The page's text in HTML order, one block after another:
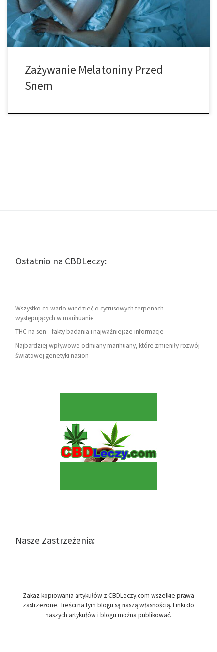
standardowa reakcja, jak przyjmowanie Ibuprofenu […]
Zażywanie Melatoniny Przed
Snem
Ostatnio na CBDLeczy:
Wszystko co warto wiedzieć o cytrusowych terpenach
występujących w marihuanie
THC na sen – fakty badania i najważniejsze informacje
Najbardziej wpływowe odmiany marihuany, które zmieniły rozwój
światowej genetyki nasion
Nasze Zastrzeżenia:
Zakaz kopiowania artykułów z CBDLeczy.com wszelkie prawa
zastrzeżone. Treści na tym blogu są naszą własnością. Linki do
naszych artykułów i blogu można publikować.